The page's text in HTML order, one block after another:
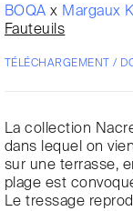
BOQAx Margaux
Fauteuils
TÉLÉCHARGEMENT /
La collection
dans lequel on
sur une terrasse,
plage est
Le tressage